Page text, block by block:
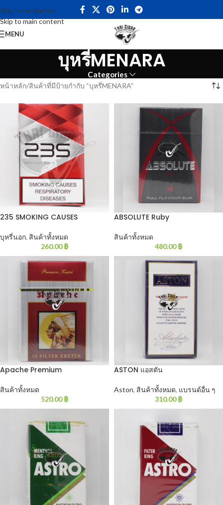
Skip to navigation
Skip to main content
MENU
บุหรี่MENARA
Categories
หน้าหลัก สินค้าที่มีป้ายกำกับ “บุหรี่MENARA”
235 SMOKING CAUSES
บุหรี่นอก, สินค้าทั้งหมด
260.00฿
ABSOLUTE Ruby
สินค้าทั้งหมด
480.00฿
Apache Premium
สินค้าทั้งหมด
520.00฿
ASTON แอสตัน
Aston, สินค้าทั้งหมด, แบรนด์อื่น ๆ
310.00฿